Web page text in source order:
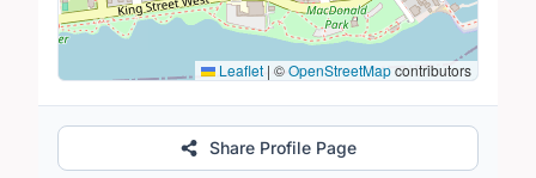
Leaflet | ©OpenStreetMapcontributors
Share Profile Page